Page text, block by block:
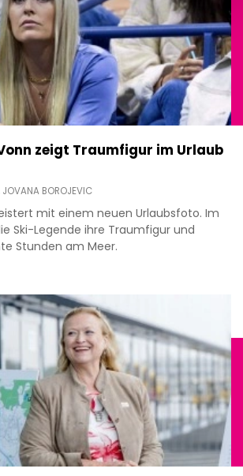
zeigt Traumfigur im Urlaub
JOVANA BOROJEVIC
mit einem neuen Urlaubsfoto. Im
Ski-Legende ihre Traumfigur und
Stunden am Meer.